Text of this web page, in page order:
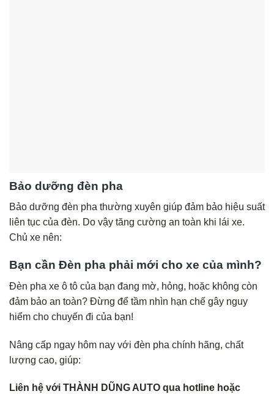
Bảo dưỡng đèn pha
Bảo dưỡng đèn pha thường xuyên giúp đảm bảo hiệu suất
liên tục của đèn. Do vậy tăng cường an toàn khi lái xe.
Chủ xe nên:
Bạn cần Đèn pha phải mới cho xe của mình?
Đèn pha xe ô tô của bạn đang mờ, hỏng, hoặc không còn
đảm bảo an toàn? Đừng để tầm nhìn hạn chế gây nguy
hiểm cho chuyến đi của bạn!
Nâng cấp ngay hôm nay với đèn pha chính hãng, chất
lượng cao, giúp:
Liên hệ với THÀNH DŨNG AUTO qua hotline hoặc